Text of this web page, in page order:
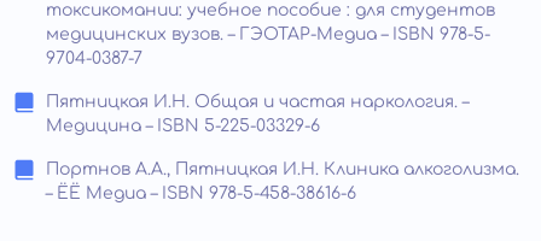
токсикомании: учебное пособие : для студентов
медицинских вузов. – ГЭОТАР-Медиа – ISBN 978-5-
9704-0387-7
Пятницкая И.Н. Общая и частая наркология. –
Медицина – ISBN 5-225-03329-6
Портнов А.А., Пятницкая И.Н. Клиника алкоголизма.
– ЁЁ Медиа – ISBN 978-5-458-38616-6